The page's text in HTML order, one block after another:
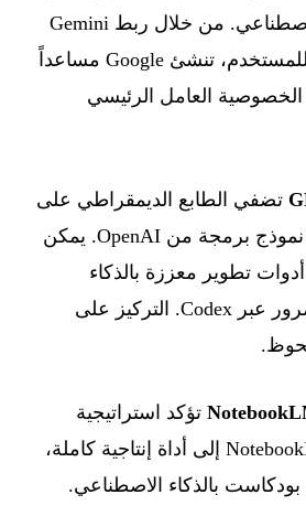
لمساعدي الذكاء الاصطناعي. من خلال ربط Gemini
بالبيانات الشخصية للمستخدم، تنشئ Google مساعداً
العامل الرئيسي
تضفي الطابع الديمقراطي على
الوصول إلى أفضل نموذج برمجة من OpenAI. يمكن
تطوير معززة بالذكاء
الاصطناعي دون المرور عبر Codex. التركيز على
تؤكد استراتيجية
Google لتحويل NotebookLM إلى أداة إنتاجية كاملة،
بالذكاء الاصطناعي.